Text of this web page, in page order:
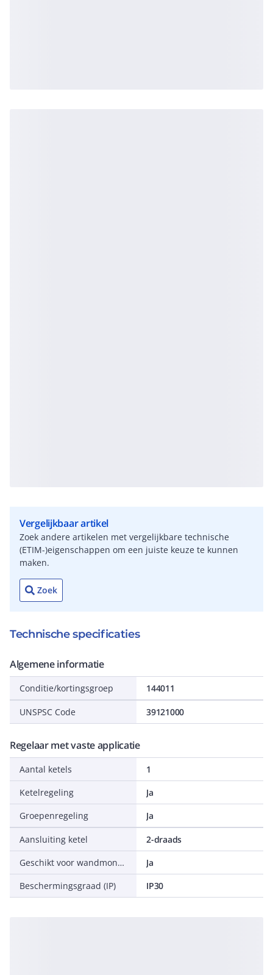
Vergelijkbaar artikel
Zoek andere artikelen met vergelijkbare technische
(ETIM-)eigenschappen om een juiste keuze te kunnen
maken.
Zoek
Technische specificaties
Algemene informatie
Conditie/kortingsgroep 144011
UNSPSC Code 39121000
Regelaar met vaste applicatie
Aantal ketels
1
Ketelregeling
Ja
Groepenregeling
Ja
Aansluiting ketel
2-draads
Geschikt voor wandmontage
Ja
Beschermingsgraad (IP)
IP30